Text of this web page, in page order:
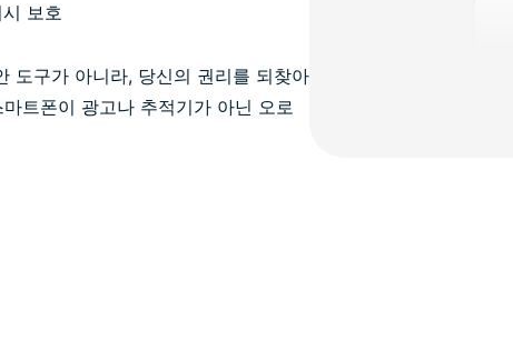
보호
도구가 아니라, 당신의 권리를 되찾아
트폰이 광고나 추적기가 아닌 오로